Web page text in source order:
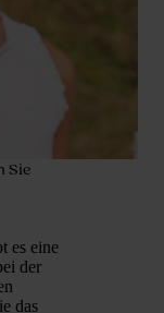
Sie
es eine
der
das